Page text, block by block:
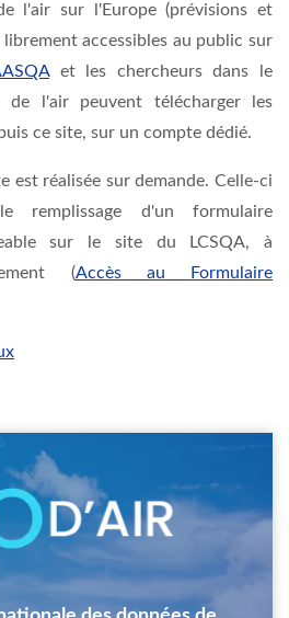
l'air sur l'Europe (prévisions et
accessibles au public sur
et les chercheurs dans le
l'air peuvent télécharger les
ce site, sur un compte dédié.
est réalisée sur demande. Celle-ci
remplissage d'un formulaire
sur le site du LCSQA, à
(Accès au Formulaire